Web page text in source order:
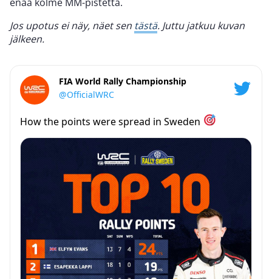
Jos upotus ei näy, näet sen tästä. Juttu jatkuu kuvan
jälkeen.
FIA World Rally Championship
@OfficialWRC
How the points were spread in Sweden